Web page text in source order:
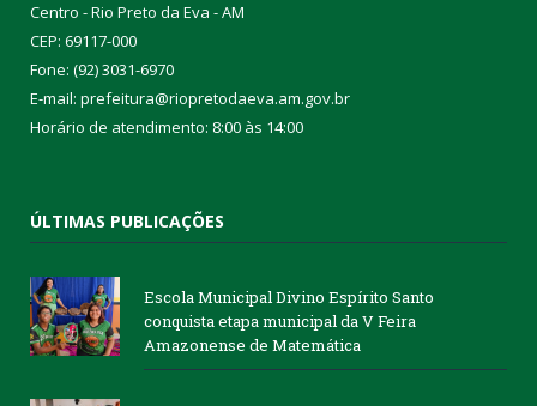
Centro - Rio Preto da Eva - AM
CEP: 69117-000
Fone: (92) 3031-6970
E-mail: prefeitura@riopretodaeva.am.gov.br
Horário de atendimento: 8:00 às 14:00
ÚLTIMAS PUBLICAÇÕES
Escola Municipal Divino Espírito Santo
conquista etapa municipal da V Feira
Amazonense de Matemática